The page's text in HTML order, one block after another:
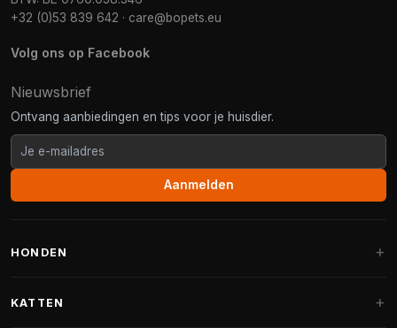
+32 (0)53 839 642 · care@bopets.eu
Volg ons op Facebook
Nieuwsbrief
Ontvang aanbiedingen en tips voor je huisdier.
Aanmelden
HONDEN
KATTEN